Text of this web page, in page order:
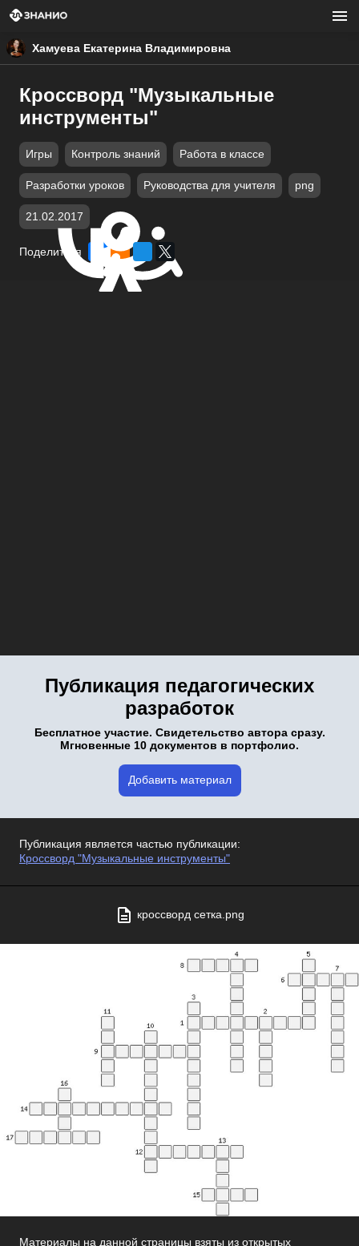
Хамуева Екатерина Владимировна
Кроссворд "Музыкальные
инструменты"
Игры Контроль знаний Работа в классе
Разработки уроков Руководства для учителя png
21.02.2017
Поделиться
Публикация педагогических
разработок
Бесплатное участие. Свидетельство автора сразу.
Мгновенные 10 документов в портфолио.
Добавить материал
Публикация является частью публикации:
Кроссворд "Музыкальные инструменты"
кроссворд сетка.png
Материалы на данной страницы взяты из открытых